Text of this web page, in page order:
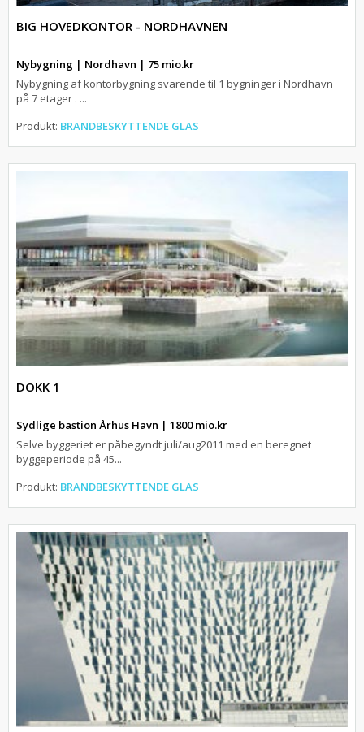
BIG HOVEDKONTOR - NORDHAVNEN
Nybygning | Nordhavn | 75 mio.kr
Nybygning af kontorbygning svarende til 1 bygninger i Nordhavn
på 7 etager . ...
Produkt: BRANDBESKYTTENDE GLAS
DOKK 1
Sydlige bastion Århus Havn | 1800 mio.kr
Selve byggeriet er påbegyndt juli/aug2011 med en beregnet
byggeperiode på 45...
Produkt: BRANDBESKYTTENDE GLAS